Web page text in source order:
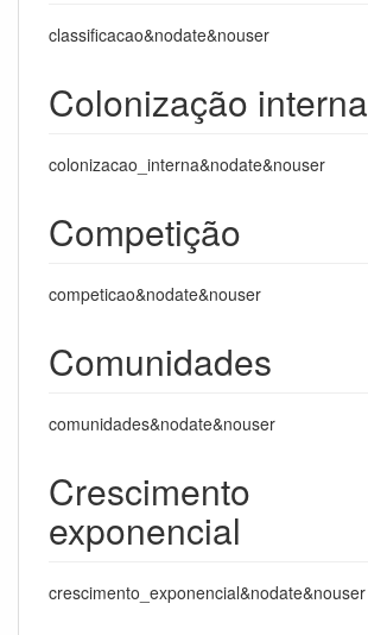
classificacao&nodate&nouser
Colonização interna
colonizacao_interna&nodate&nouser
Competição
competicao&nodate&nouser
Comunidades
comunidades&nodate&nouser
Crescimento
exponencial
crescimento_exponencial&nodate&nouser